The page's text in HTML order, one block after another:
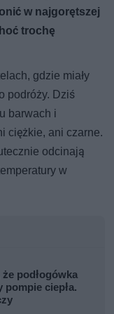
w najgorętszej
trochę
gdzie miały
podróży. Dziś
barwach i
ciężkie, ani czarne.
odcinają
w
podłogówka
ciepła.